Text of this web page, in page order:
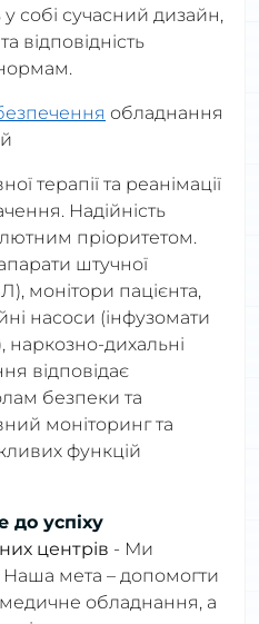
собі сучасний дизайн,
відповідність
нормам.
обладнання
терапії та реанімації
Надійність
пріоритетом.
штучної
монітори пацієнта,
насоси (інфузомати
наркозно-дихальні
відповідає
безпеки та
моніторинг та
функцій
до успіху
центрів - Ми
Наша мета – допомогти
обладнання, а